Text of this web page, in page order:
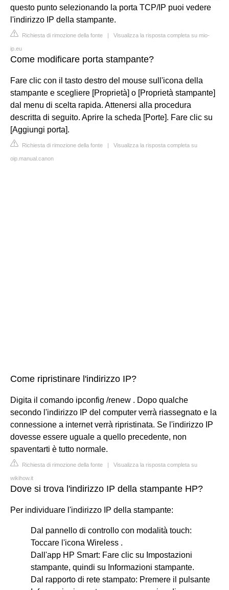
questo punto selezionando la porta TCP/IP puoi vedere
l'indirizzo IP della stampante.
Richiesta di rimozione della fonte | Visualizza la risposta completa su mio-
ip.eu
Come modificare porta stampante?
Fare clic con il tasto destro del mouse sull'icona della
stampante e scegliere [Proprietà] o [Proprietà stampante]
dal menu di scelta rapida. Attenersi alla procedura
descritta di seguito. Aprire la scheda [Porte]. Fare clic su
[Aggiungi porta].
Richiesta di rimozione della fonte | Visualizza la risposta completa su
oip.manual.canon
Come ripristinare l'indirizzo IP?
Digita il comando ipconfig /renew . Dopo qualche
secondo l'indirizzo IP del computer verrà riassegnato e la
connessione a internet verrà ripristinata. Se l'indirizzo IP
dovesse essere uguale a quello precedente, non
spaventarti è tutto normale.
Richiesta di rimozione della fonte | Visualizza la risposta completa su
wikihow.it
Dove si trova l'indirizzo IP della stampante HP?
Per individuare l'indirizzo IP della stampante:
Dal pannello di controllo con modalità touch:
Toccare l'icona Wireless .
Dall'app HP Smart: Fare clic su Impostazioni
stampante, quindi su Informazioni stampante.
Dal rapporto di rete stampato: Premere il pulsante